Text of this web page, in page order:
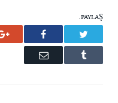
PAYLAŞ.
Facebook
Tumblr
Email